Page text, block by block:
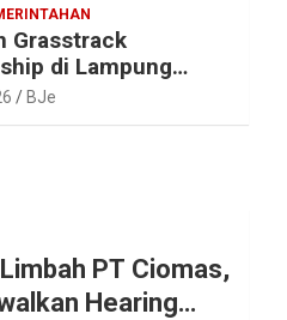
Grasstrack
di Lampung
Dihadiri Ribuan
Kata Bupati
BJe
PT Ciomas,
Hearing